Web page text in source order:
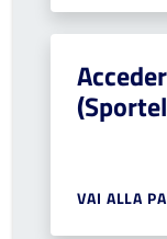
VAI ALLA